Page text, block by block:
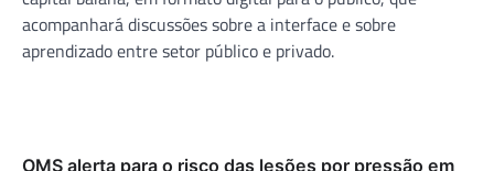
acompanhará discussões sobre a interface e sobre
aprendizado entre setor público e privado.
OMS alerta para o risco das lesões por pressão em